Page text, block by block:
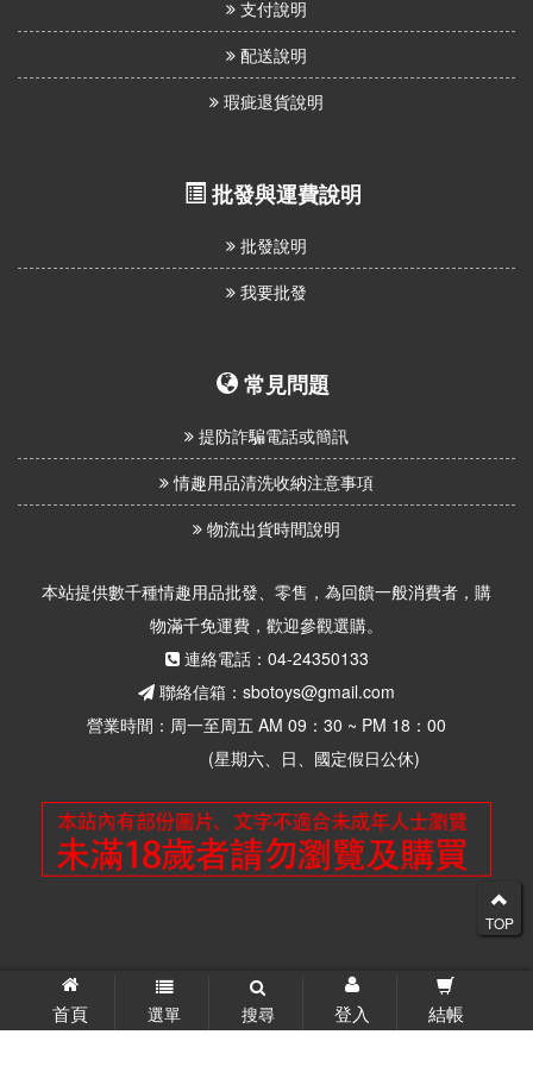
首頁 選單 搜尋 登入 結帳
支付說明
配送說明
瑕疵退貨說明
批發與運費說明
批發說明
我要批發
常見問題
提防詐騙電話或簡訊
情趣用品清洗收納注意事項
物流出貨時間說明
本站提供數千種情趣用品批發、零售，為回饋一般消費者，購
物滿千免運費，歡迎參觀選購。
連絡電話：04-24350133
聯絡信箱：sbotoys@gmail.com
營業時間：周一至周五 AM 09：30 ~ PM 18：00
(星期六、日、國定假日公休)
© 2026 思柏情趣用品批發零售 版權所有
TOP